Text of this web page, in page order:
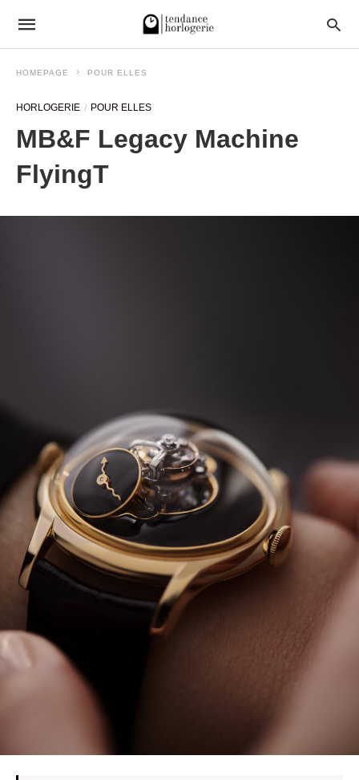
HOMEPAGE POUR ELLES
HORLOGERIE POUR ELLES
MB&F Legacy Machine
FlyingT